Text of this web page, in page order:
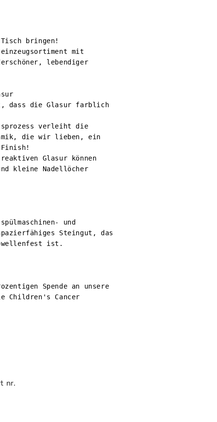
bringen!
mit
lebendiger
dass die Glasur farblich
verleiht die
die wir lieben, ein
Glasur können
kleine Nadellöcher
und
Steingut, das
ist.
Spende an unsere
Children's Cancer